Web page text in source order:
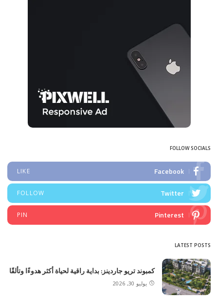
FOLLOW SOCIALS
Facebook
LIKE
Twitter
FOLLOW
Pinterest
PIN
LATEST POSTS
كمبوند تريو جاردينز: بداية راقية لحياة أكثر هدوءًا وتألقًا
يوليو 30, 2026